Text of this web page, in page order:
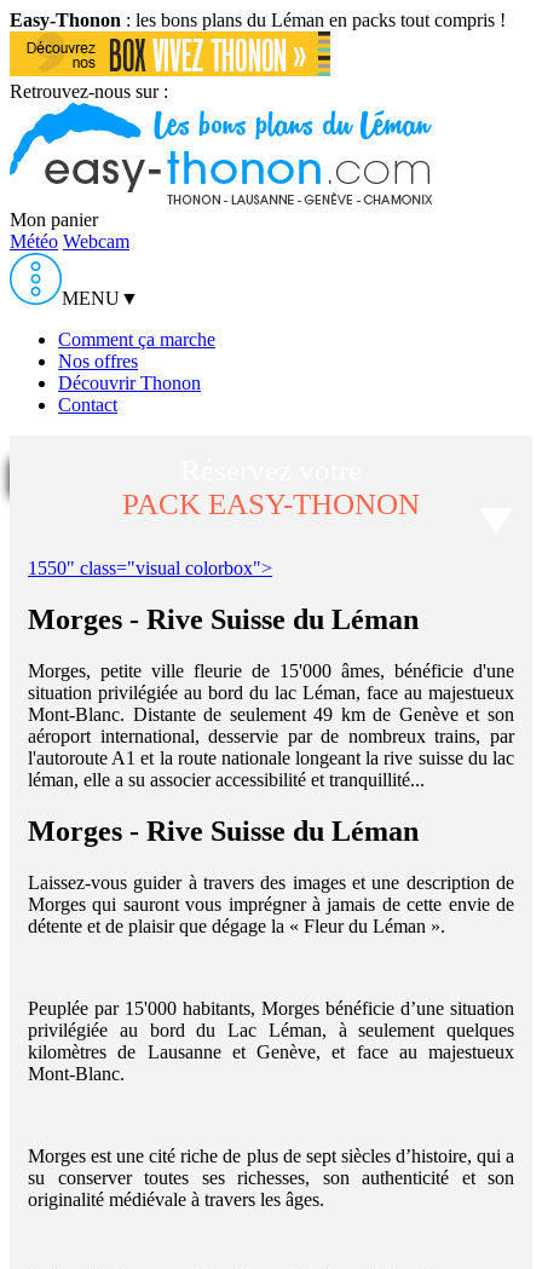
Easy-Thonon : les bons plans du Léman en packs tout compris !
Retrouvez-nous sur :
Mon panier
Météo Webcam
MENU▼
Comment ça marche
Nos offres
Découvrir Thonon
Contact
PACK EASY-THONON
1550" class="visual colorbox">
Morges - Rive Suisse du Léman
Morges, petite ville fleurie de 15'000 âmes, bénéficie d'une
situation privilégiée au bord du lac Léman, face au majestueux
Mont-Blanc. Distante de seulement 49 km de Genève et son
aéroport international, desservie par de nombreux trains, par
l'autoroute A1 et la route nationale longeant la rive suisse du lac
léman, elle a su associer accessibilité et tranquillité...
Morges - Rive Suisse du Léman
Laissez-vous guider à travers des images et une description de
Morges qui sauront vous imprégner à jamais de cette envie de
détente et de plaisir que dégage la « Fleur du Léman ».
Peuplée par 15'000 habitants, Morges bénéficie d’une situation
privilégiée au bord du Lac Léman, à seulement quelques
kilomètres de Lausanne et Genève, et face au majestueux
Mont-Blanc.
Morges est une cité riche de plus de sept siècles d’histoire, qui a
su conserver toutes ses richesses, son authenticité et son
originalité médiévale à travers les âges.